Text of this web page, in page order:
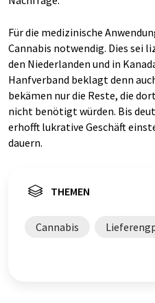
Für die medizinische
Cannabis notwendig. Dies sei
den Niederlanden und in
Hanfverband beklagt denn
bekämen nur die Reste, die
nicht benötigt würden. Bis
erhofft lukrative Geschäft
dauern.
THEMEN
Cannabis